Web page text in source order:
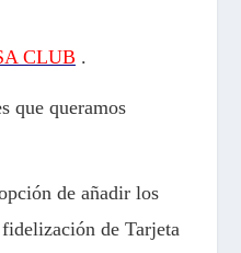
CLUB.
que queramos
de añadir los
de Tarjeta